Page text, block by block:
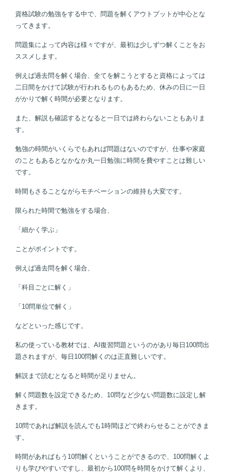
資格試験の勉強をする中で、問題を解くアウトプットが中心とな
ってきます。
問題集によって内容は様々ですが、最初は少しずつ解くことをお
ススメします。
例えば過去問を解く場合、全てを解こうとすると資格によっては
二日間をかけて試験が行われるものもあるため、休みの日に一日
がかりで解く時間が必要となります。
また、解説も確認するとなると一日では終わらないこともありま
す。
勉強の時間がいくらでもあれば問題はないのですが、仕事や家庭
のこともあるとなかなか丸一日勉強に時間を費やすことは難しい
です。
時間もさることながらモチベーションの維持も大変です。
限られた時間で勉強をする場合、
「細かく学ぶ」
ことがポイントです。
例えば過去問を解く場合、
「科目ごとに解く」
「10問単位で解く」
などといった感じです。
私の使っている教材では、AI復習問題というのがあり毎日100問出
題されますが、毎日100問解くのは正直難しいです。
解説まで読むとなると時間が足りません。
解く問題数を設定できるため、10問など少ない問題数に設定し解
きます。
10問であれば解説を読んでも1時間ほどで終わらせることができま
す。
時間があればもう10問解くということができるので、100問解くよ
りも学びやすいですし、最初から100問を時間をかけて解くより、